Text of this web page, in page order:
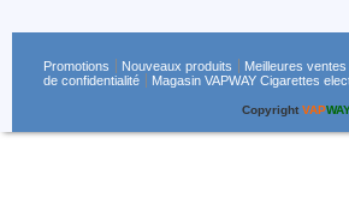
Promotions Nouveaux produits Meilleures ventes
de confidentialité
Magasin VAPWAY Cigarettes
Copyright VAP